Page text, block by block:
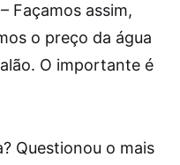
Façamos assim,
o preço da água
O importante é
Questionou o mais